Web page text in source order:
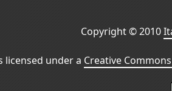
Copyright © 2010
licensed under a Creative